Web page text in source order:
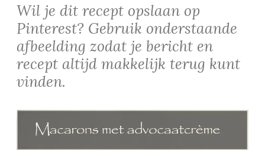
Wil je dit recept opslaan op
Pinterest? Gebruik onderstaande
afbeelding zodat je bericht en
recept altijd makkelijk terug kunt
vinden.